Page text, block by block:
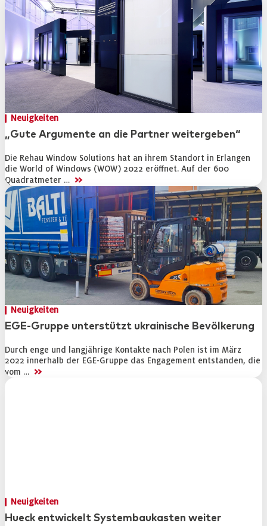
Neuigkeiten
„Gute Argumente an die Partner weitergeben“
Die Rehau Window Solutions hat an ihrem Standort in Erlangen
die World of Windows (WOW) 2022 eröffnet. Auf der 600
Quadratmeter … >>
Neuigkeiten
EGE-Gruppe unterstützt ukrainische Bevölkerung
Durch enge und langjährige Kontakte nach Polen ist im März
2022 innerhalb der EGE-Gruppe das Engagement entstanden, die
vom … >>
Neuigkeiten
Hueck entwickelt Systembaukasten weiter